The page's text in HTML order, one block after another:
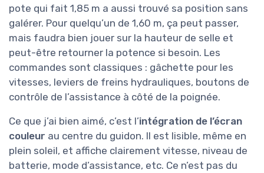
pote qui fait 1,85 m a aussi trouvé sa position sans
galérer. Pour quelqu’un de 1,60 m, ça peut passer,
mais faudra bien jouer sur la hauteur de selle et
peut-être retourner la potence si besoin. Les
commandes sont classiques : gâchette pour les
vitesses, leviers de freins hydrauliques, boutons de
contrôle de l’assistance à côté de la poignée.
Ce que j’ai bien aimé, c’est l’intégration de l’écran
couleur au centre du guidon. Il est lisible, même en
plein soleil, et affiche clairement vitesse, niveau de
batterie, mode d’assistance, etc. Ce n’est pas du